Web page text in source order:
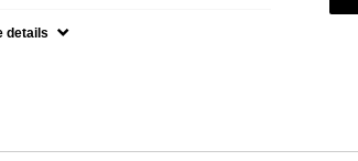
details